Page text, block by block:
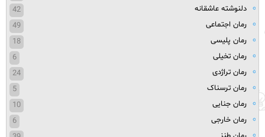
دلنوشته عاشقانه
42
رمان اجتماعی
49
رمان پلیسی
18
رمان تخیلی
6
رمان تراژدی
24
رمان ترسناک
5
رمان جنایی
10
رمان خارجی
6